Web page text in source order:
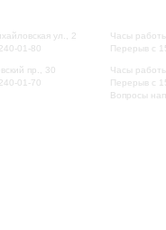
ул., 2
01-80
пр., 30
01-70
Часы
Перерыв с
Часы
Перерыв с
Вопросы